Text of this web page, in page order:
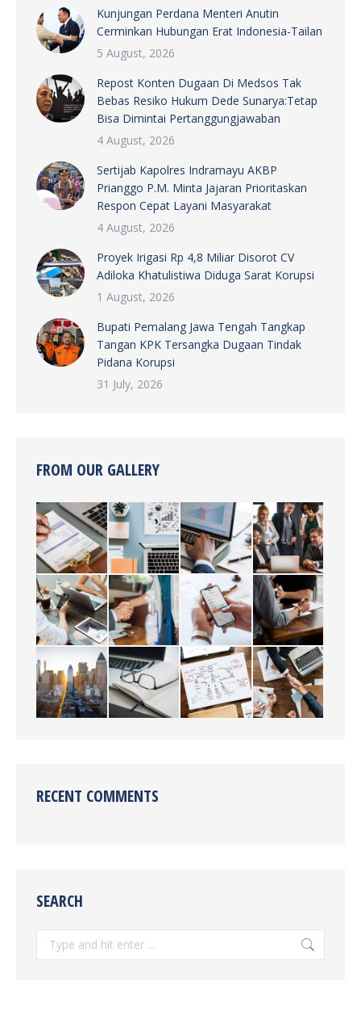
Kunjungan Perdana Menteri Anutin
Cerminkan Hubungan Erat Indonesia-Tailan
5 August, 2026
Repost Konten Dugaan Di Medsos Tak
Bebas Resiko Hukum Dede Sunarya:Tetap
Bisa Dimintai Pertanggungjawaban
4 August, 2026
Sertijab Kapolres Indramayu AKBP
Prianggo P.M. Minta Jajaran Prioritaskan
Respon Cepat Layani Masyarakat
4 August, 2026
Proyek Irigasi Rp 4,8 Miliar Disorot CV
Adiloka Khatulistiwa Diduga Sarat Korupsi
1 August, 2026
Bupati Pemalang Jawa Tengah Tangkap
Tangan KPK Tersangka Dugaan Tindak
Pidana Korupsi
31 July, 2026
FROM OUR GALLERY
RECENT COMMENTS
SEARCH